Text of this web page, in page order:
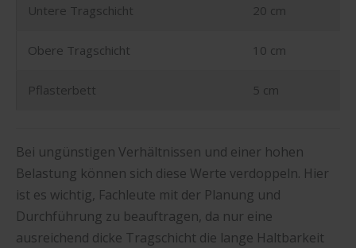
Untere Tragschicht 20 cm
Obere Tragschicht 10 cm
Pflasterbett 5 cm
Bei ungünstigen Verhältnissen und einer hohen
Belastung können sich diese Werte verdoppeln. Hier
ist es wichtig, Fachleute mit der Planung und
Durchführung zu beauftragen, da nur eine
ausreichend dicke Tragschicht die lange Haltbarkeit